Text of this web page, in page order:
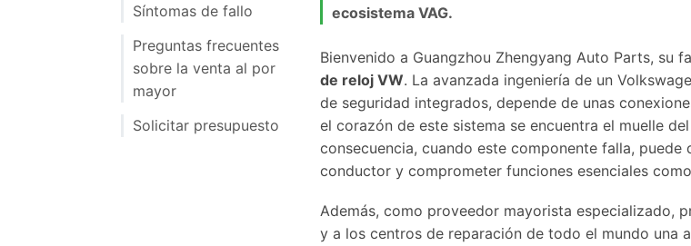
Síntomas de fallo
Preguntas frecuentes
sobre la venta al por
mayor
Solicitar presupuesto
ecosistema VAG.
Bienvenido a Guangzhou Zhengyang Auto Parts, su
de reloj VW. La avanzada ingeniería de un
de seguridad integrados, depende de unas
el corazón de este sistema se encuentra el muelle
consecuencia, cuando este componente falla,
conductor y comprometer funciones esenciales
Además, como proveedor mayorista especializado,
y a los centros de reparación de todo el mundo una